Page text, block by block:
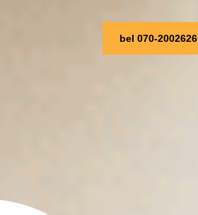
bel 070-2002626